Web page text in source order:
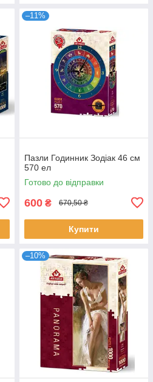
–11%
Пазли Годинник Зодіак 46 см
570 ел
Готово до відправки
600 ₴ 670,50 ₴
Купити
–10%